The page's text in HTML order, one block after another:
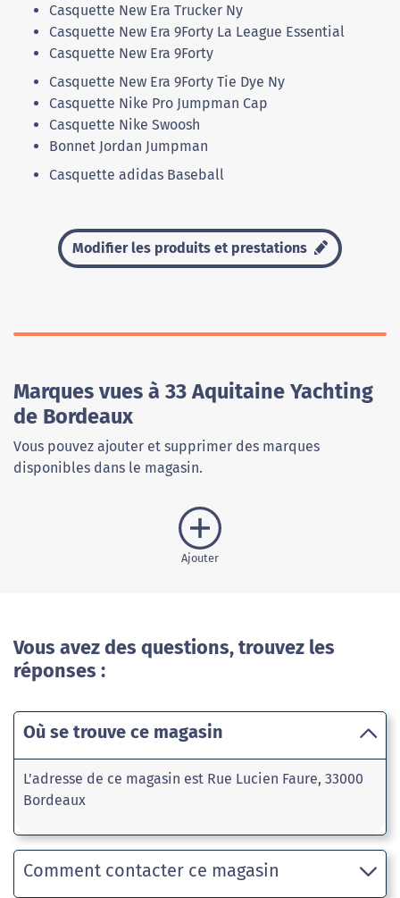
Casquette New Era Trucker Ny
Casquette New Era 9Forty La League Essential
Casquette New Era 9Forty
Casquette New Era 9Forty Tie Dye Ny
Casquette Nike Pro Jumpman Cap
Casquette Nike Swoosh
Bonnet Jordan Jumpman
Casquette adidas Baseball
Modifier les produits et prestations
Marques vues à 33 Aquitaine Yachting
de Bordeaux
Vous pouvez ajouter et supprimer des marques
disponibles dans le magasin.
Ajouter
Vous avez des questions, trouvez les
réponses :
Où se trouve ce magasin
L'adresse de ce magasin est Rue Lucien Faure, 33000
Bordeaux
Comment contacter ce magasin